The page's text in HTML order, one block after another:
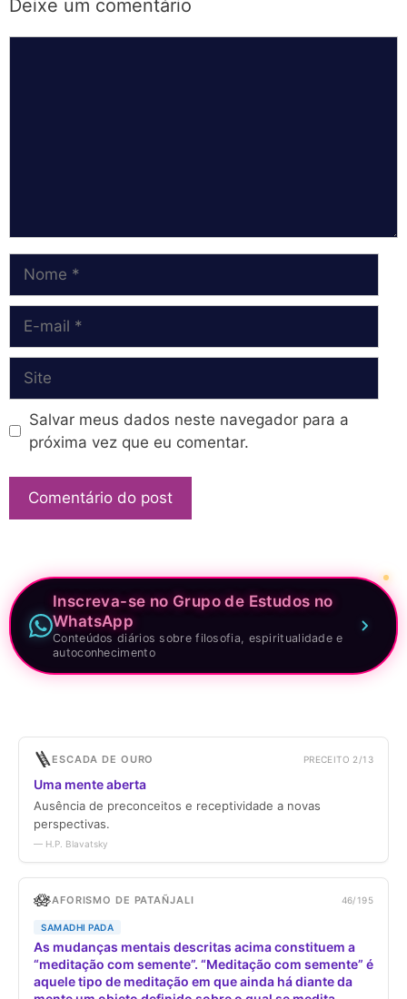
Deixe um comentário
mail
Salvar meus dados neste navegador para a
próxima vez que eu comentar.
Inscreva-se no Grupo de Estudos no
WhatsApp
Conteúdos diários sobre filosofia, espiritualidade e
autoconhecimento